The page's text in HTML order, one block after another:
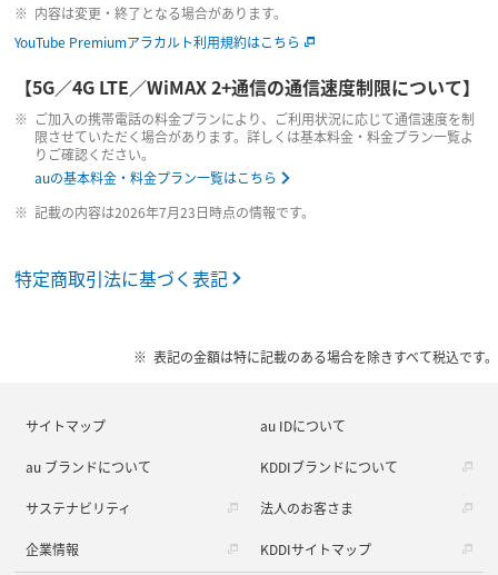
内容は変更・終了となる場合があります。
YouTube Premiumアラカルト利用規約はこちら
【5G／4G LTE／WiMAX 2+通信の通信速度制限について】
ご加入の携帯電話の料金プランにより、ご利用状況に応じて通信速度を制
限させていただく場合があります。詳しくは基本料金・料金プラン一覧よ
りご確認ください。
auの基本料金・料金プラン一覧はこちら
記載の内容は2026年7月23日時点の情報です。
特定商取引法に基づく表記
表記の金額は特に記載のある場合を除きすべて税込です。
サイトマップ au IDについて
au ブランドについて KDDIブランドについて
サステナビリティ 法人のお客さま
企業情報 KDDIサイトマップ